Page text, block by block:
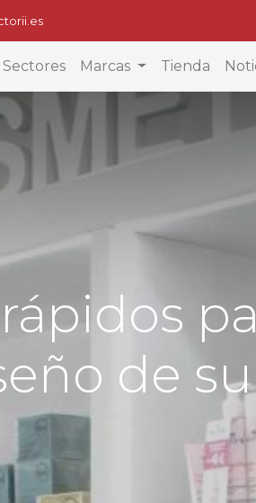
Sectores Marcas Tienda
de